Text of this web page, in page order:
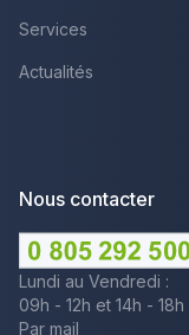
Services
Actualités
Nous contacter
Lundi au Vendredi :
09h - 12h et 14h - 18h
Par mail